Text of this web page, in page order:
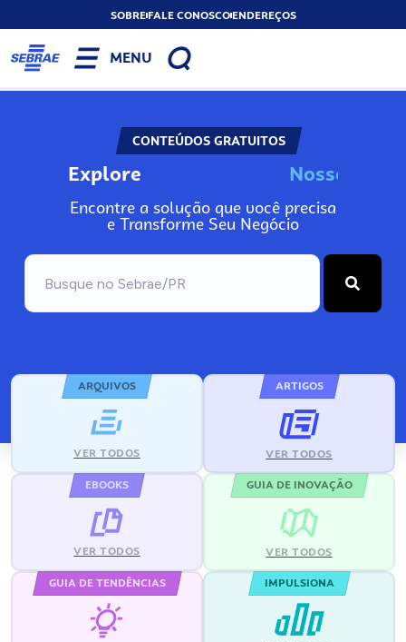
SOBREFALE CONOSCOENDEREÇOS
MENU
CONTEÚDOS GRATUITOS
Explore Nosso
Encontre a solução que você precisa
e Transforme Seu Negócio
ARQUIVOS
VER TODOS
ARTIGOS
VER TODOS
EBOOKS
VER TODOS
GUIA DE INOVAÇÃO
VER TODOS
GUIA DE TENDÊNCIAS IMPULSIONA